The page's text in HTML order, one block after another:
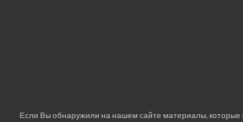
Если Вы обнаружили на нашем сайте материалы, которые